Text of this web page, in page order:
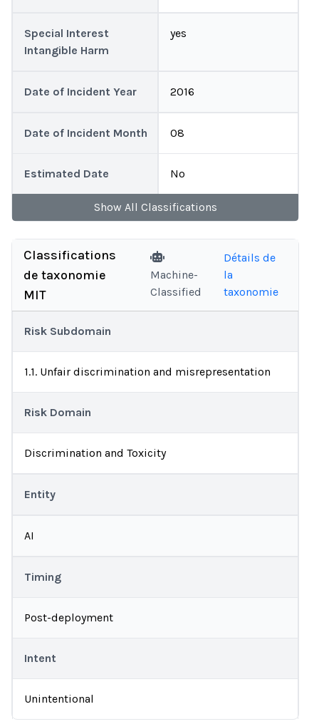
Special Interest
Intangible Harm
yes
Date of Incident Year 2016
Date of Incident Month 08
Estimated Date No
Show All Classifications
Classifications
de taxonomie
MIT
Machine-
Classified
Détails de
la
taxonomie
Risk Subdomain
1.1. Unfair discrimination and misrepresentation
Risk Domain
Discrimination and Toxicity
Entity
AI
Timing
Post-deployment
Intent
Unintentional